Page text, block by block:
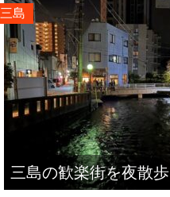
三島の歓楽街を夜散歩
三島